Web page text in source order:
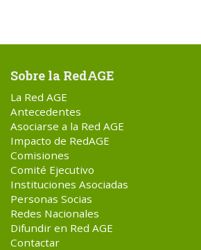
Sobre la RedAGE
La Red AGE
Antecedentes
Asociarse a la Red AGE
Impacto de RedAGE
Comisiones
Comité Ejecutivo
Instituciones Asociadas
Personas Socias
Redes Nacionales
Difundir en Red AGE
Contactar